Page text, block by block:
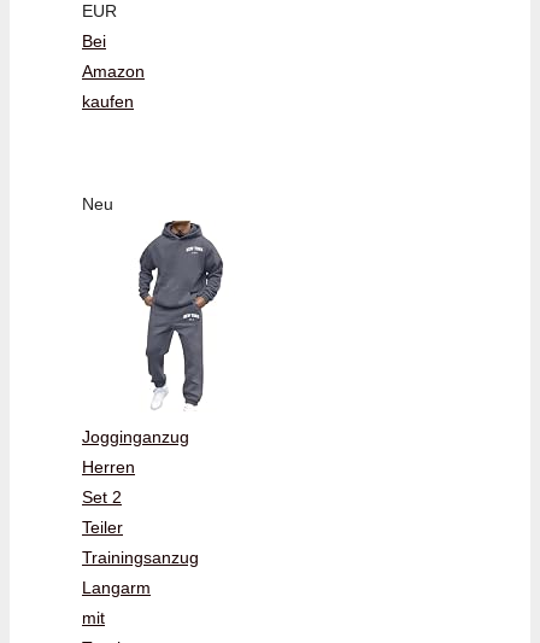
EUR
Bei
Amazon
kaufen
Neu
Jogginganzug
Herren
Set 2
Teiler
Trainingsanzug
Langarm
mit